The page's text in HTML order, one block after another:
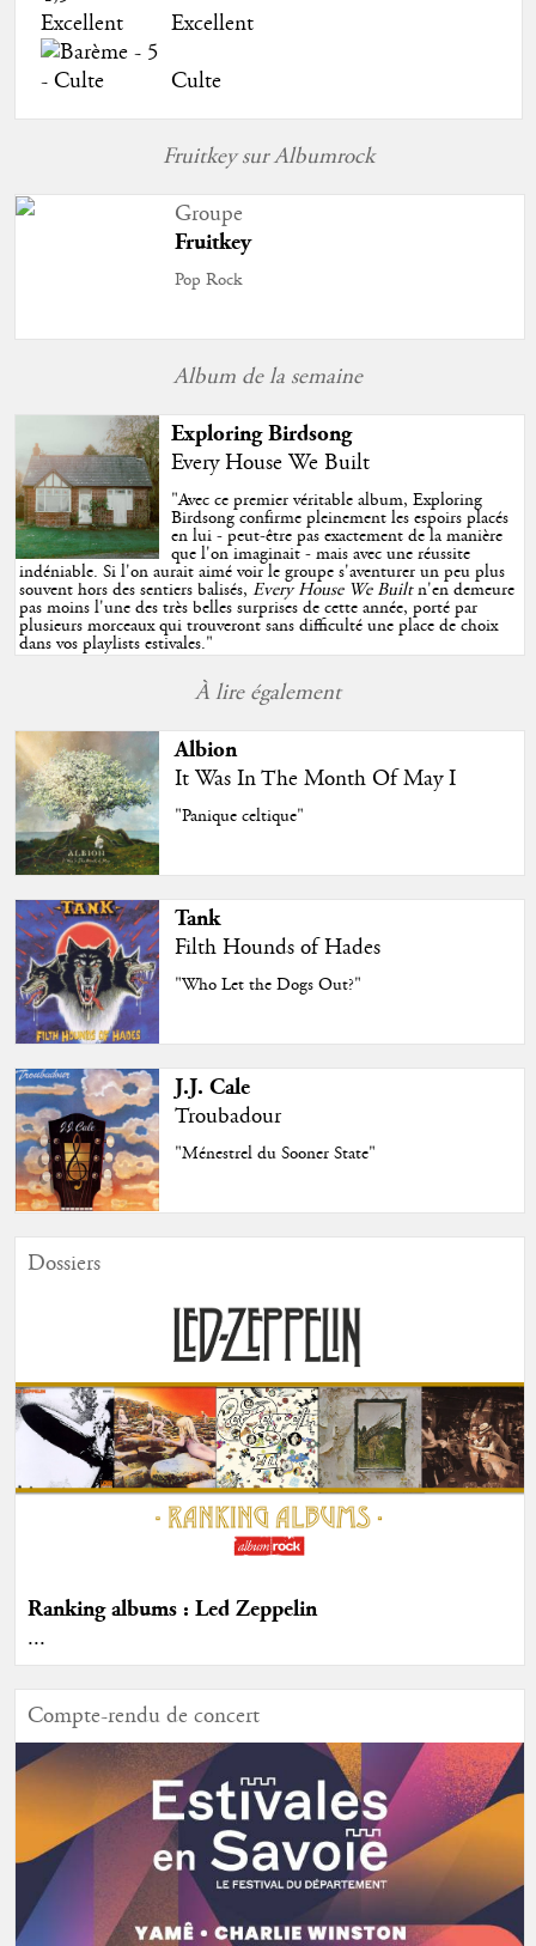
Excellent
Culte
Fruitkey sur Albumrock
Groupe
Fruitkey
Pop Rock
Album de la semaine
Exploring Birdsong
Every House We Built
"Avec ce premier véritable album, Exploring
Birdsong confirme pleinement les espoirs placés
en lui - peut-être pas exactement de la manière
que l'on imaginait - mais avec une réussite
indéniable. Si l'on aurait aimé voir le groupe s'aventurer un peu plus
souvent hors des sentiers balisés,Every House We Builtn'en demeure
pas moins l'une des très belles surprises de cette année, porté par
plusieurs morceaux qui trouveront sans difficulté une place de choix
dans vos playlists estivales."
À lire également
Albion
It Was In The Month Of May I
"Panique celtique"
Tank
Filth Hounds of Hades
"Who Let the Dogs Out?"
J.J. Cale
Troubadour
"Ménestrel du Sooner State"
Dossiers
Ranking albums : Led Zeppelin
...
Compte-rendu de concert